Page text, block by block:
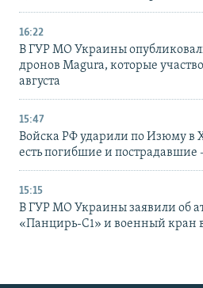
16:22
В ГУР МО Украины
дронов Magura, которые
августа
15:47
Войска РФ ударили по Изюму в
есть погибшие и пострадавшие
15:15
В ГУР МО Украины заявили об
«Панцирь-С1» и военный кран